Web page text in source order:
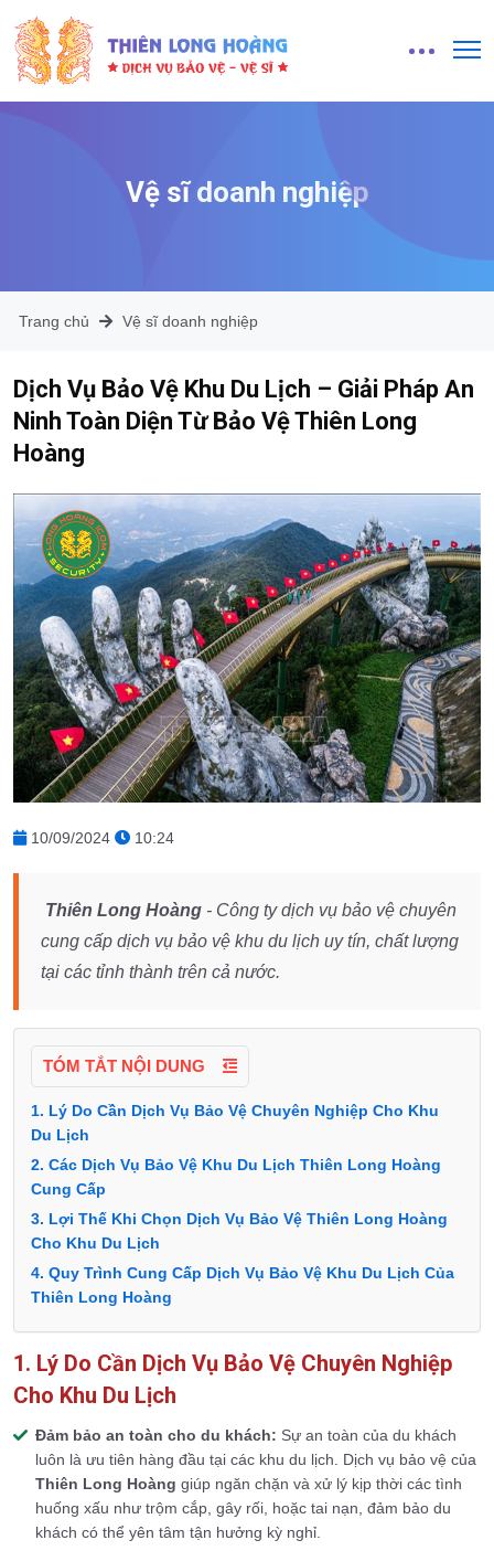
Vệ sĩ doanh nghiệp
Trang chủ Vệ sĩ doanh nghiệp
Dịch Vụ Bảo Vệ Khu Du Lịch – Giải Pháp An
Ninh Toàn Diện Từ Bảo Vệ Thiên Long
Hoàng
10/09/2024 10:24
Thiên Long Hoàng - Công ty dịch vụ bảo vệ chuyên
cung cấp dịch vụ bảo vệ khu du lịch uy tín, chất lượng
tại các tỉnh thành trên cả nước.
TÓM TẮT NỘI DUNG
1. Lý Do Cần Dịch Vụ Bảo Vệ Chuyên Nghiệp Cho Khu
Du Lịch
2. Các Dịch Vụ Bảo Vệ Khu Du Lịch Thiên Long Hoàng
Cung Cấp
3. Lợi Thế Khi Chọn Dịch Vụ Bảo Vệ Thiên Long Hoàng
Cho Khu Du Lịch
4. Quy Trình Cung Cấp Dịch Vụ Bảo Vệ Khu Du Lịch Của
Thiên Long Hoàng
1. Lý Do Cần Dịch Vụ Bảo Vệ Chuyên Nghiệp
Cho Khu Du Lịch
Đảm bảo an toàn cho du khách: Sự an toàn của du khách
luôn là ưu tiên hàng đầu tại các khu du lịch. Dịch vụ bảo vệ của
Thiên Long Hoàng giúp ngăn chặn và xử lý kịp thời các tình
huống xấu như trộm cắp, gây rối, hoặc tai nạn, đảm bảo du
khách có thể yên tâm tận hưởng kỳ nghỉ.